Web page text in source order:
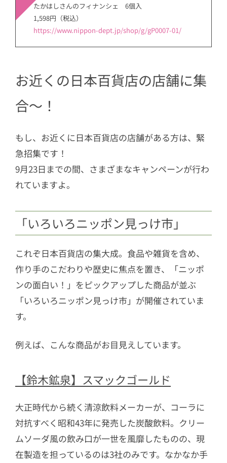
たかはしさんのフィナンシェ 6個入
1,598円（税込）
https://www.nippon-dept.jp/shop/g/gP0007-01/
お近くの日本百貨店の店舗に集
合～！
もし、お近くに日本百貨店の店舗がある方は、緊
急招集です！
9月23日までの間、さまざまなキャンペーンが行わ
れていますよ。
「いろいろニッポン見っけ市」
これぞ日本百貨店の集大成。食品や雑貨を含め、
作り手のこだわりや歴史に焦点を置き、「ニッポ
ンの面白い！」をピックアップした商品が並ぶ
「いろいろニッポン見っけ市」が開催されていま
す。
例えば、こんな商品がお目見えしています。
【鈴木鉱泉】スマックゴールド
大正時代から続く清涼飲料メーカーが、コーラに
対抗すべく昭和43年に発売した炭酸飲料。クリー
ムソーダ風の飲み口が一世を風靡したものの、現
在製造を担っているのは3社のみです。なかなか手